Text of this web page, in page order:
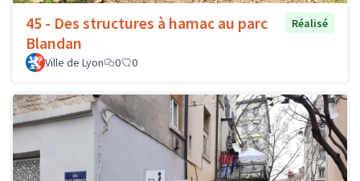
45 - Des structures à hamac au parc
Blandan
Réalisé
Ville de Lyon 0 0